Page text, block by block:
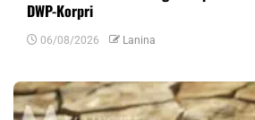
DWP-Korpri
06/08/2026 Lanina